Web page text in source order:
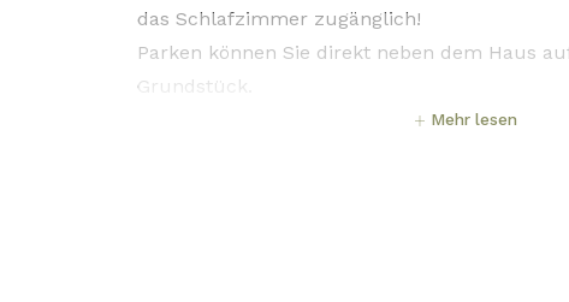
das Schlafzimmer zugänglich!
Parken können Sie direkt neben dem Haus
Grundstück.
Mehr lesen